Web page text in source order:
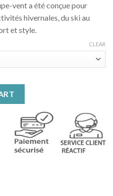
vent a été conçue pour
hivernales, du ski au
et style.
CLEAR